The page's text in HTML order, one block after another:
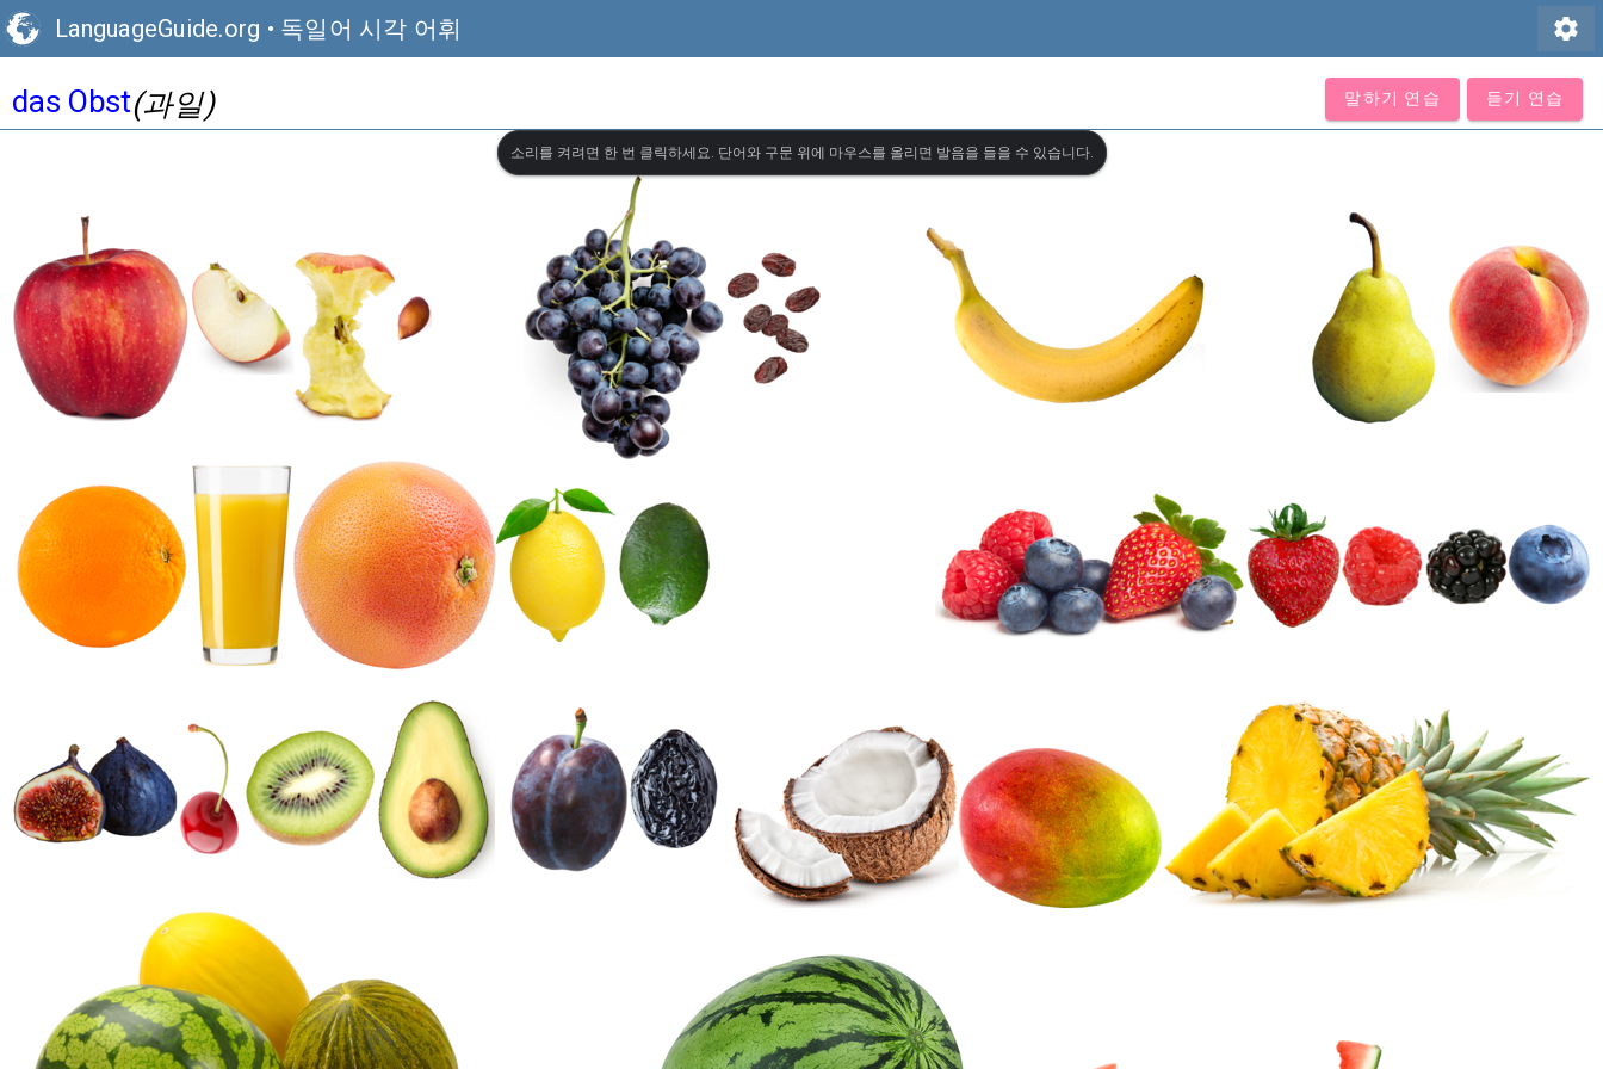
LanguageGuide.org • 독일어 시각 어휘 settings
das Obst(과일) 말하기 연습 듣기 연습
소리를 켜려면 한 번 클릭하세요. 단어와 구문 위에 마우스를 올리면 발음을 들을 수 있습니다.